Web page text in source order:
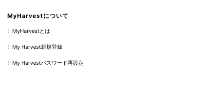
MyHarvestについて
MyHarvestとは
My Harvest新規登録
My Harvestパスワード再設定